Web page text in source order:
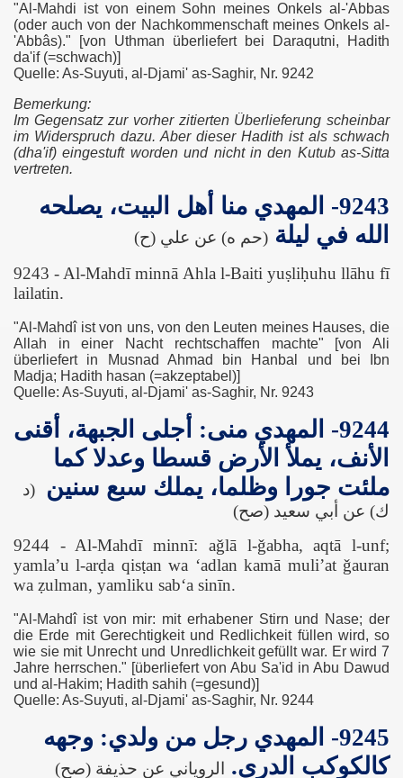
"Al-Mahdi ist von einem Sohn meines Onkels al-'Abbas
(oder auch von der Nachkommenschaft meines Onkels al-
'Abbâs)." [von Uthman überliefert bei Daraqutni, Hadith
da'if (=schwach)]
Quelle: As-Suyuti, al-Djami' as-Saghir, Nr. 9242
Bemerkung:
Im Gegensatz zur vorher zitierten Überlieferung scheinbar
im Widerspruch dazu. Aber dieser Hadith ist als schwach
(dha'if) eingestuft worden und nicht in den Kutub as-Sitta
vertreten.
9243- المهدي منا أهل البيت، يصلحه
الله في ليلة (حم ه) عن علي (ح)
9243 - Al-Mahdī minnā Ahla l-Baiti yuṣliḥuhu llāhu fī
lailatin.
"Al-Mahdî ist von uns, von den Leuten meines Hauses, die
Allah in einer Nacht rechtschaffen machte" [von Ali
überliefert in Musnad Ahmad bin Hanbal und bei Ibn
Madja; Hadith hasan (=akzeptabel)]
Quelle: As-Suyuti, al-Djami' as-Saghir, Nr. 9243
9244- المهدي منى: أجلى الجبهة، أقنى
الأنف، يملأ الأرض قسطا وعدلا كما
ملئت جورا وظلما، يملك سبع سنين
(د
ك) عن أبي سعيد (صح)
9244 - Al-Mahdī minnī: aǧlā l-ǧabha, aqtā l-unf;
yamla’u l-arḍa qisṭan wa ‘adlan kamā muli’at ǧauran
wa ẓulman, yamliku sab‘a sinīn.
"Al-Mahdî ist von mir: mit erhabener Stirn und Nase; der
die Erde mit Gerechtigkeit und Redlichkeit füllen wird, so
wie sie mit Unrecht und Unredlichkeit gefüllt war. Er wird 7
Jahre herrschen." [überliefert von Abu Sa'id in Abu Dawud
und al-Hakim; Hadith sahih (=gesund)]
Quelle: As-Suyuti, al-Djami' as-Saghir, Nr. 9244
9245- المهدي رجل من ولدي: وجهه
كالكوكب الدري.
الروياني عن حذيفة (صح)